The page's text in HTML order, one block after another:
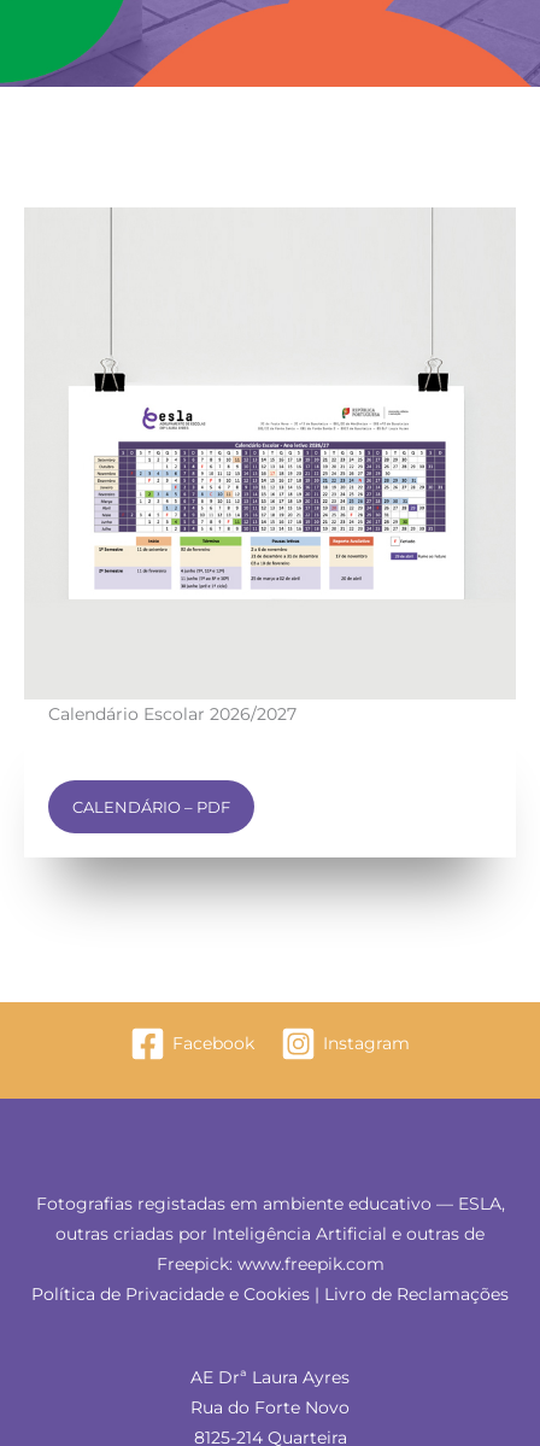
Calendário Escolar 2026/2027
CALENDÁRIO – PDF
Facebook Instagram
Fotografias registadas em ambiente educativo — ESLA,
outras criadas por Inteligência Artificial e outras de
Freepick: www.freepik.com
Política de Privacidade e Cookies | Livro de Reclamações
AE Drª Laura Ayres
Rua do Forte Novo
8125-214 Quarteira